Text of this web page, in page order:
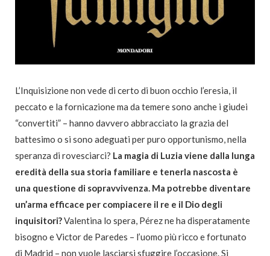
L’Inquisizione non vede di certo di buon occhio l’eresia, il
peccato e la fornicazione ma da temere sono anche i giudei
“convertiti” – hanno davvero abbracciato la grazia del
battesimo o si sono adeguati per puro opportunismo, nella
speranza di rovesciarci? La magia di Luzia viene dalla lunga
eredità della sua storia familiare e tenerla nascosta è
una questione di sopravvivenza. Ma potrebbe diventare
un’arma efficace per compiacere il re e il Dio degli
inquisitori?Valentina lo spera, Pérez ne ha disperatamente
bisogno e Victor de Paredes – l’uomo più ricco e fortunato
di Madrid – non vuole lasciarsi sfuggire l’occasione. Si